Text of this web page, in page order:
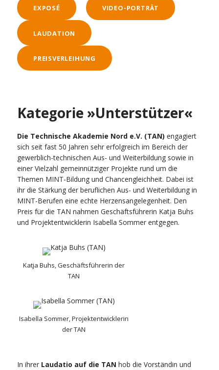
EXPOSÉ VIDEO-PORTRÄT
LAUDATION
PREISVERLEIHUNG
Kategorie »Unterstützer«
Die Technische Akademie Nord e.V. (TAN) engagiert
sich seit fast 50 Jahren sehr erfolgreich im Bereich der
gewerblich-technischen Aus- und Weiterbildung sowie in
einer Vielzahl gemeinnütziger Projekte rund um die
Themen MINT-Bildung und Chancengleichheit. Dabei ist
ihr die Stärkung der beruflichen Aus- und Weiterbildung in
MINT-Berufen eine echte Herzensangelegenheit. Den
Preis für die TAN nahmen Geschäftsführerin Katja Buhs
und Projektentwicklerin Isabella Sommer entgegen.
Katja Buhs, Geschäftsführerin der
TAN
Isabella Sommer, Projektentwicklerin
der TAN
In ihrer Laudatio auf die TAN hob die Vorständin und